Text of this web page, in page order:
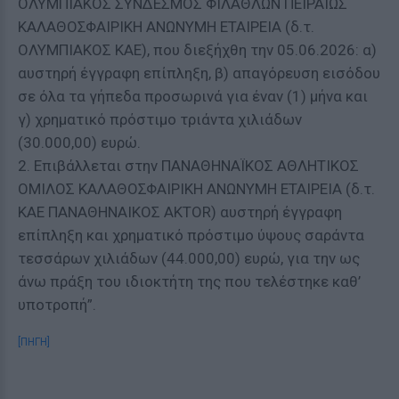
ΟΛΥΜΠΙΑΚΟΣ ΣΥΝΔΕΣΜΟΣ ΦΙΛΑΘΛΩΝ ΠΕΙΡΑΙΩΣ
ΚΑΛΑΘΟΣΦΑΙΡΙΚΗ ΑΝΩΝΥΜΗ ΕΤΑΙΡΕΙΑ (δ.τ.
ΟΛΥΜΠΙΑΚΟΣ ΚΑΕ), που διεξήχθη την 05.06.2026: α)
αυστηρή έγγραφη επίπληξη, β) απαγόρευση εισόδου
σε όλα τα γήπεδα προσωρινά για έναν (1) μήνα και
γ) χρηματικό πρόστιμο τριάντα χιλιάδων
(30.000,00) ευρώ.
2. Επιβάλλεται στην ΠΑΝΑΘΗΝΑΪΚΟΣ ΑΘΛΗΤΙΚΟΣ
ΟΜΙΛΟΣ ΚΑΛΑΘΟΣΦΑΙΡΙΚΗ ΑΝΩΝΥΜΗ ΕΤΑΙΡΕΙΑ (δ.τ.
ΚΑΕ ΠΑΝΑΘΗΝΑΙΚΟΣ AKTOR) αυστηρή έγγραφη
επίπληξη και χρηματικό πρόστιμο ύψους σαράντα
τεσσάρων χιλιάδων (44.000,00) ευρώ, για την ως
άνω πράξη του ιδιοκτήτη της που τελέστηκε καθ’
υποτροπή”.
[ΠΗΓΗ]